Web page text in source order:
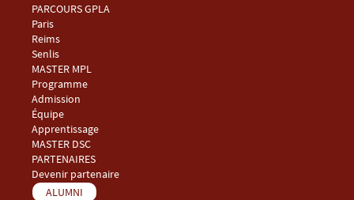
Menu Footer Master GPLA 1
PARCOURS GPLA
Paris
Reims
Senlis
Menu Footer Master GPLA 2
MASTER MPL
Programme
Admission
Équipe
Apprentissage
Menu Footer Master GPLA 3
MASTER DSC
Menu Footer Master GPLA 4
PARTENAIRES
Devenir partenaire
Menu Footer Master GPLA 5
ALUMNI